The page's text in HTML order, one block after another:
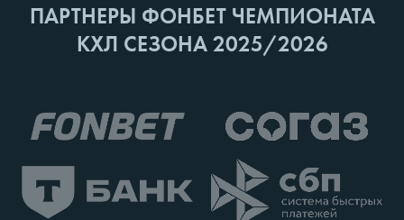
ПАРТНЕРЫ ФОНБЕТ ЧЕМПИОНАТА
КХЛ СЕЗОНА 2025/2026